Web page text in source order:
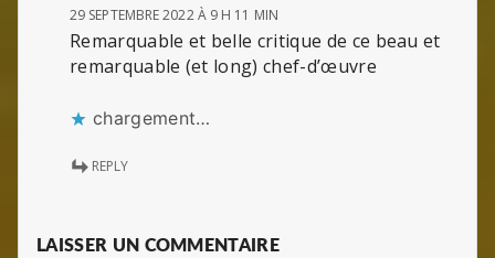
29 SEPTEMBRE 2022 À 9 H 11 MIN
Remarquable et belle critique de ce beau et
remarquable (et long) chef-d’œuvre
chargement…
REPLY
LAISSER UN COMMENTAIRE